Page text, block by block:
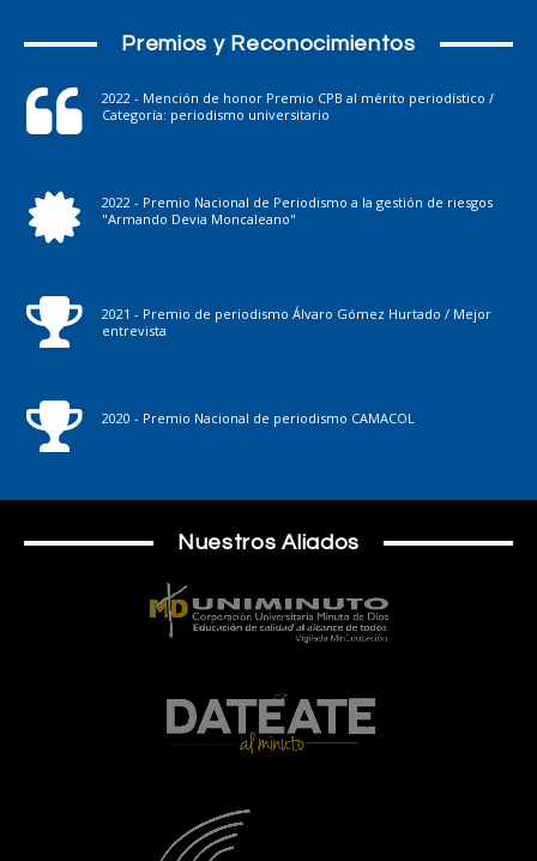
Premios y Reconocimientos
2022 - Mención de honor Premio CPB al mérito periodístico /
Categoría: periodismo universitario
2022 - Premio Nacional de Periodismo a la gestión de riesgos
"Armando Devia Moncaleano"
2021 - Premio de periodismo Álvaro Gómez Hurtado / Mejor
entrevista
2020 - Premio Nacional de periodismo CAMACOL
Nuestros Aliados